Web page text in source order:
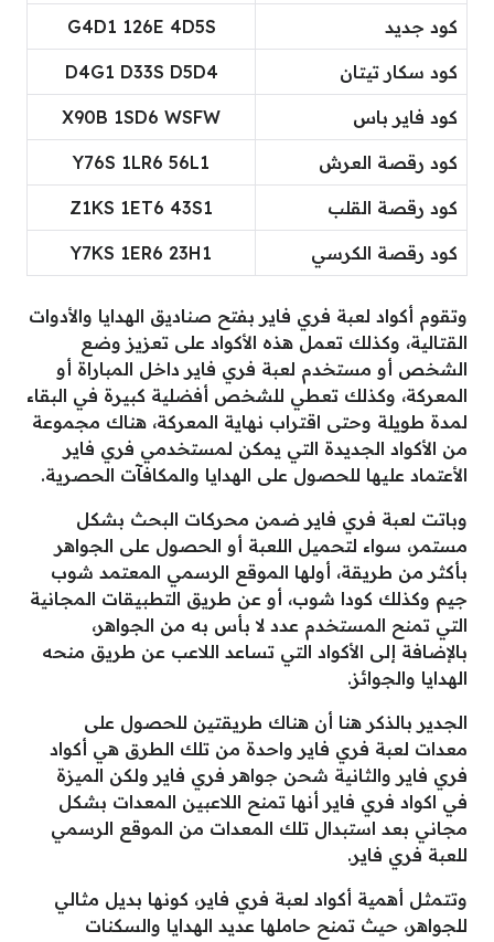
كود جديد G4D1 126E 4D5S
كود سكار تيتان D4G1 D33S D5D4
كود فاير باس X90B 1SD6 WSFW
كود رقصة العرش Y76S 1LR6 56L1
كود رقصة القلب Z1KS 1ET6 43S1
كود رقصة الكرسي Y7KS 1ER6 23H1
وتقوم أكواد لعبة فري فاير بفتح صناديق الهدايا والأدوات
القتالية، وكذلك تعمل هذه الأكواد على تعزيز وضع
الشخص أو مستخدم لعبة فري فاير داخل المباراة أو
المعركة، وكذلك تعطي للشخص أفضلية كبيرة في البقاء
لمدة طويلة وحتى اقتراب نهاية المعركة، هناك مجموعة
من الأكواد الجديدة التي يمكن لمستخدمي فري فاير
الأعتماد عليها للحصول على الهدايا والمكافآت الحصرية.
وباتت لعبة فري فاير ضمن محركات البحث بشكل
مستمر، سواء لتحميل اللعبة أو الحصول على الجواهر
بأكثر من طريقة، أولها الموقع الرسمي المعتمد شوب
جيم وكذلك كودا شوب، أو عن طريق التطبيقات المجانية
التي تمنح المستخدم عدد لا بأس به من الجواهر،
بالإضافة إلى الأكواد التي تساعد اللاعب عن طريق منحه
الهدايا والجوائز.
الجدير بالذكر هنا أن هناك طريقتين للحصول على
معدات لعبة فري فاير واحدة من تلك الطرق هي أكواد
فري فاير والثانية شحن جواهر فري فاير ولكن الميزة
في اكواد فري فاير أنها تمنح اللاعبين المعدات بشكل
مجاني بعد استبدال تلك المعدات من الموقع الرسمي
للعبة فري فاير.
وتتمثل أهمية أكواد لعبة فري فاير، كونها بديل مثالي
للجواهر، حيث تمنح حاملها عديد الهدايا والسكنات